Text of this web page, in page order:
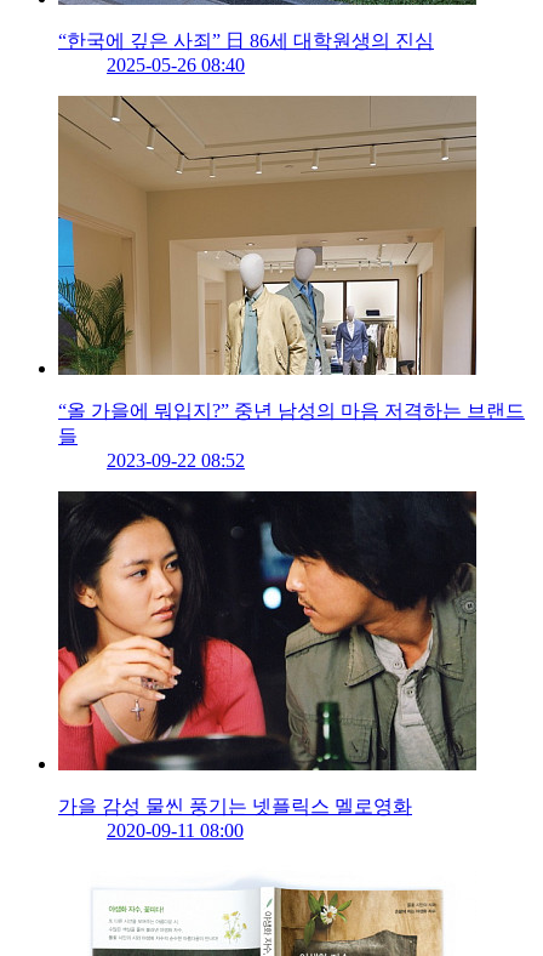
“한국에 깊은 사죄” 日 86세 대학원생의 진심
2025-05-26 08:40
“올 가을에 뭐입지?” 중년 남성의 마음 저격하는 브랜드
들
2023-09-22 08:52
가을 감성 물씬 풍기는 넷플릭스 멜로영화
2020-09-11 08:00